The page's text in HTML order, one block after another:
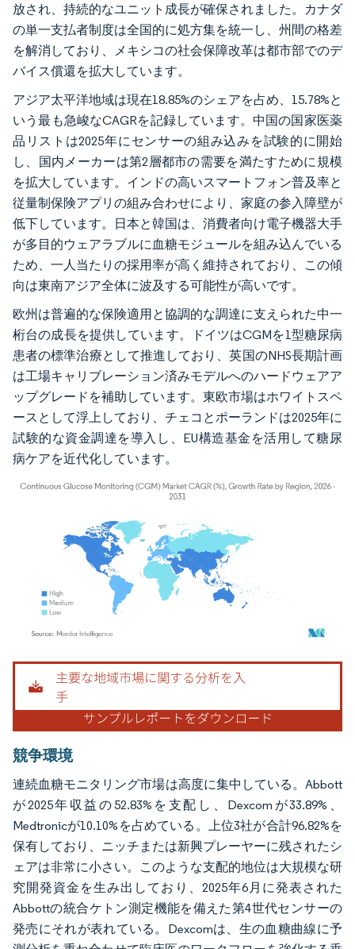
放され、持続的なユニット成長が確保されました。カナダ
の単一支払者制度は全国的に処方集を統一し、州間の格差
を解消しており、メキシコの社会保障改革は都市部でのデ
バイス償還を拡大しています。
アジア太平洋地域は現在18.85%のシェアを占め、15.78%と
いう最も急峻なCAGRを記録しています。中国の国家医薬
品リストは2025年にセンサーの組み込みを試験的に開始
し、国内メーカーは第2層都市の需要を満たすために規模
を拡大しています。インドの高いスマートフォン普及率と
従量制保険アプリの組み合わせにより、家庭の参入障壁が
低下しています。日本と韓国は、消費者向け電子機器大手
が多目的ウェアラブルに血糖モジュールを組み込んでいる
ため、一人当たりの採用率が高く維持されており、この傾
向は東南アジア全体に波及する可能性が高いです。
欧州は普遍的な保険適用と協調的な調達に支えられた中一
桁台の成長を提供しています。ドイツはCGMを1型糖尿病
患者の標準治療として推進しており、英国のNHS長期計画
は工場キャリブレーション済みモデルへのハードウェアア
ップグレードを補助しています。東欧市場はホワイトスペ
ースとして浮上しており、チェコとポーランドは2025年に
試験的な資金調達を導入し、EU構造基金を活用して糖尿
病ケアを近代化しています。
画像 © Mordor Intelligence。再利用にはCC BY 4.0の表示が必要です。
競争環境
連続血糖モニタリング市場は高度に集中している。Abbott
が2025年収益の52.83%を支配し、Dexcomが33.89%、
Medtronicが10.10%を占めている。上位3社が合計96.82%を
保有しており、ニッチまたは新興プレーヤーに残されたシ
ェアは非常に小さい。このような支配的地位は大規模な研
究開発資金を生み出しており、2025年6月に発表された
Abbottの統合ケトン測定機能を備えた第4世代センサーの
発売にそれが表れている。Dexcomは、生の血糖曲線に予